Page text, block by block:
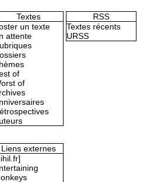
Textes
un texte
attente
of
of
RSS
Textes récents
URSS
Liens externes